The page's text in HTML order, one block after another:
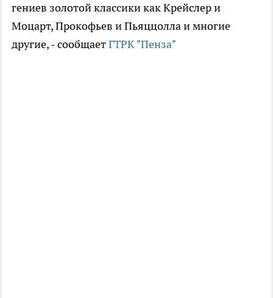
гениев золотой классики как Крейслер и
Моцарт, Прокофьев и Пьяццолла и многие
другие, - сообщаетГТРК "Пенза"